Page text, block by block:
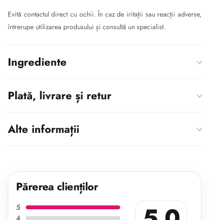
Evită contactul direct cu ochii. În caz de iritații sau reacții adverse,
întrerupe utilizarea produsului și consultă un specialist.
Ingrediente
Plată, livrare și retur
Alte informații
Părerea clienților
5
4